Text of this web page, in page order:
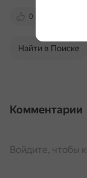
0
Найти в Поиске
Комментарии
Войдите, чтобы